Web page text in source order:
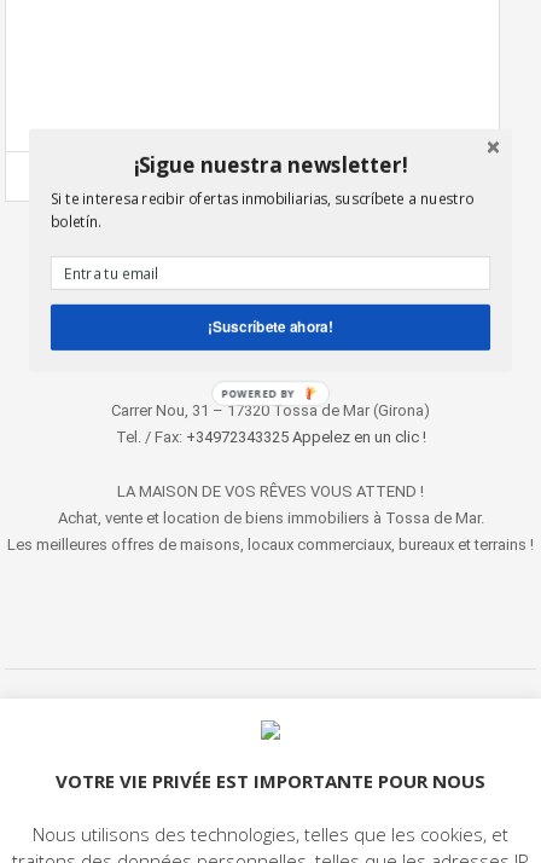
Carrer Nou, 31 – 17320 Tossa de Mar (Girona)
Tel. / Fax: +34972343325 Appelez en un clic !
LA MAISON DE VOS RÊVES VOUS ATTEND !
Achat, vente et location de biens immobiliers à Tossa de Mar.
Les meilleures offres de maisons, locaux commerciaux, bureaux et terrains !
VOTRE VIE PRIVÉE EST IMPORTANTE POUR NOUS
Nous utilisons des technologies, telles que les cookies, et
¡Sigue nuestra newsletter!
Si te interesa recibir ofertas inmobiliarias, suscríbete a nuestro
boletín.
¡Suscríbete ahora!
POWERED BY